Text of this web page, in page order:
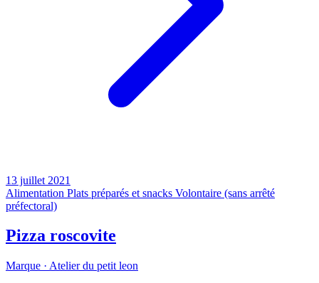
13 juillet 2021
Alimentation Plats préparés et snacks Volontaire (sans arrêté
préfectoral)
Pizza roscovite
Marque · Atelier du petit leon